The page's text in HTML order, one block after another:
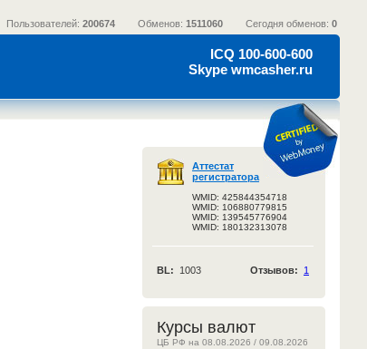
Пользователей: 200674 Обменов: 1511060 Сегодня обменов: 0
ICQ 100-600-600
Skype wmcasher.ru
Аттестат
регистратора
WMID: 425844354718
WMID: 106880779815
WMID: 139545776904
WMID: 180132313078
BL: 1003 Отзывов: 1
Курсы валют
ЦБ РФ на 08.08.2026 / 09.08.2026